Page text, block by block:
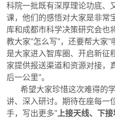
科院一批既有深厚理论功底、
课，他们的感悟对大家是非常
库和成都市科学决策研究会也
教大家"怎么写"，还要帮大家
是大家进入智库圈、开启新
家提供报送渠道和资源对接，
后一公里"。
希望大家珍惜这次难得的
讲、深入研讨。期待在座每一
手，写出更多"上接天线、下